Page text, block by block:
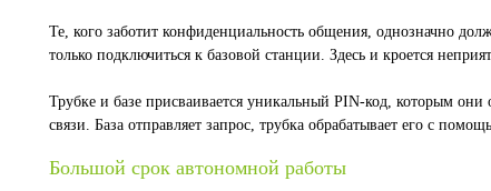
Те, кого заботит конфиденциальность общения, однозначно
только подключиться к базовой станции. Здесь и кроется
Трубке и базе присваивается уникальный PIN-код, которым
связи. База отправляет запрос, трубка обрабатывает его с
Большой срок автономной работы